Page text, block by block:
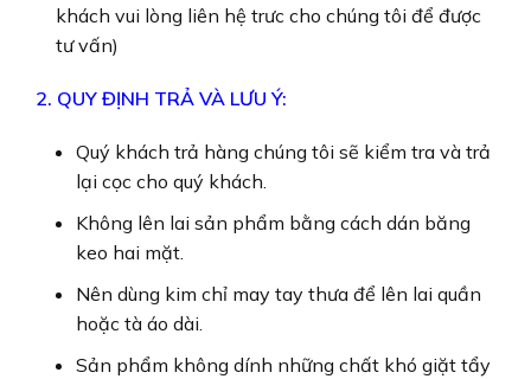
khách vui lòng liên hệ trưc cho chúng tôi để được
tư vấn)
2. QUY ĐỊNH TRẢ VÀ LƯU Ý:
Quý khách trả hàng chúng tôi sẽ kiểm tra và trả
lại cọc cho quý khách.
Không lên lai sản phẩm bằng cách dán băng
keo hai mặt.
Nên dùng kim chỉ may tay thưa để lên lai quần
hoặc tà áo dài.
Sản phẩm không dính những chất khó giặt tẩy